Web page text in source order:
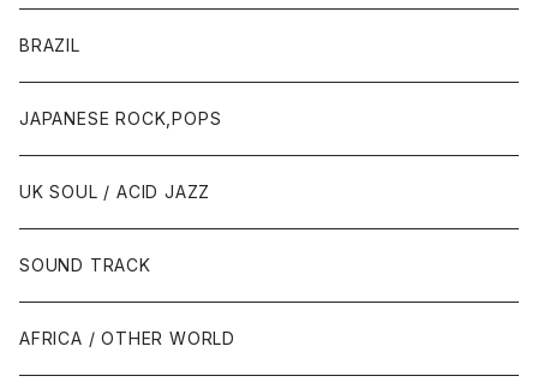
BRAZIL
JAPANESE ROCK,POPS
UK SOUL / ACID JAZZ
SOUND TRACK
AFRICA / OTHER WORLD